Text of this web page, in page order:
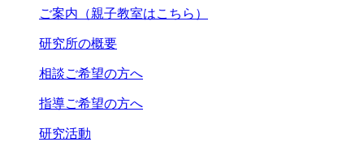
ご案内（親子教室はこちら）
研究所の概要
相談ご希望の方へ
指導ご希望の方へ
研究活動